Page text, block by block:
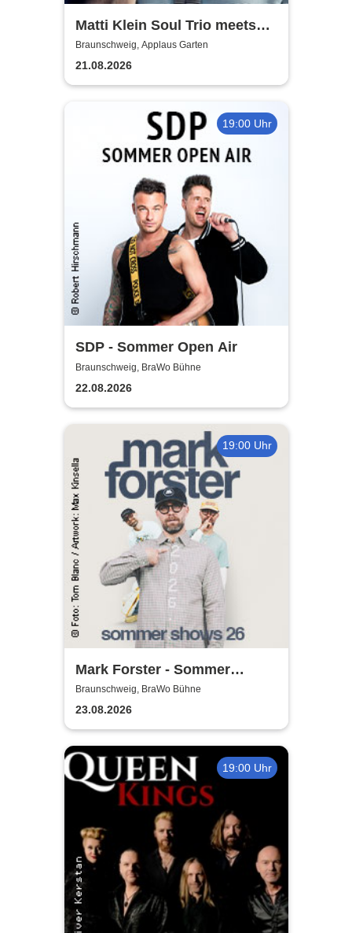
Matti Klein Soul Trio meets
Max Mutzke
Braunschweig, Applaus Garten
21.08.2026
19:00 Uhr
SDP - Sommer Open Air
Braunschweig, BraWo Bühne
22.08.2026
19:00 Uhr
Mark Forster - Sommer
Shows 2026
Braunschweig, BraWo Bühne
23.08.2026
19:00 Uhr